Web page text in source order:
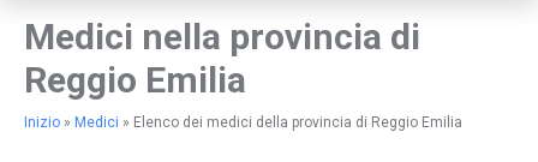
Medici nella provincia di
Reggio Emilia
Inizio » Medici » Elenco dei medici della provincia di Reggio Emilia